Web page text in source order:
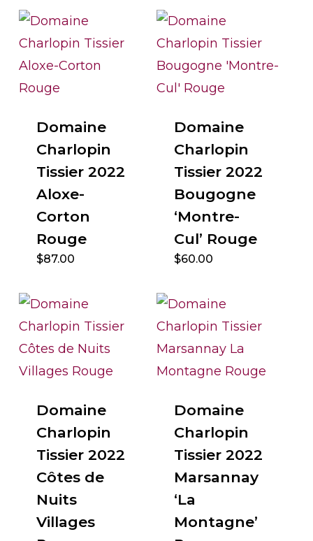
Domaine
Charlopin
Tissier 2022
Aloxe-
Corton
Rouge
$87.00
Domaine
Charlopin
Tissier 2022
Bougogne
‘Montre-
Cul’ Rouge
$60.00
Domaine
Charlopin
Tissier 2022
Côtes de
Nuits
Villages
Domaine
Charlopin
Tissier 2022
Marsannay
‘La
Montagne’